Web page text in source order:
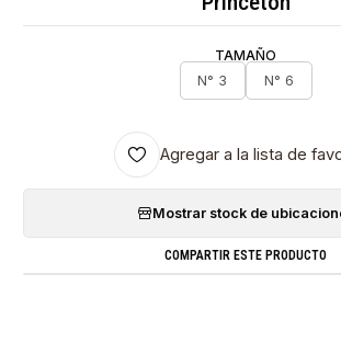
TAMAÑO
N° 3
N° 6
Agregar a la lista de
Mostrar stock de
COMPARTIR ESTE PRODUCTO